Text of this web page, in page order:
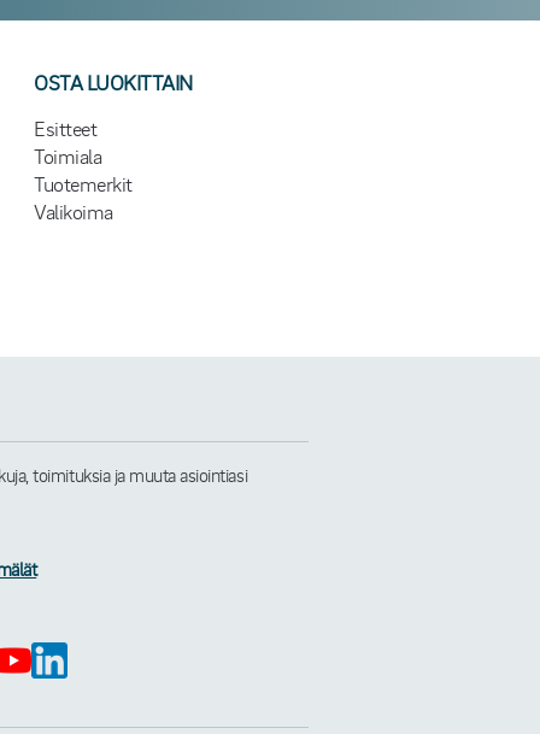
OSTA LUOKITTAIN
Esitteet
Toimiala
Tuotemerkit
Valikoima
toimituksia ja muuta asiointiasi